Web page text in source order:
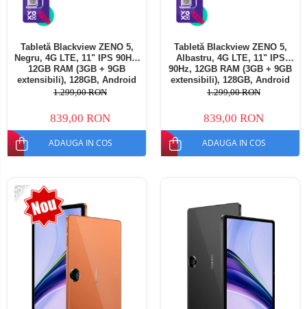
Tabletă Blackview ZENO 5,
Negru, 4G LTE, 11" IPS 90Hz,
12GB RAM (3GB + 9GB
extensibili), 128GB, Android
16, Unisoc T7250, 8300mAh,
SIM
1.299,00 RON
839,00 RON
ADAUGA IN COS
Tabletă Blackview ZENO 5,
Albastru, 4G LTE, 11" IPS
90Hz, 12GB RAM (3GB + 9GB
extensibili), 128GB, Android
16, Unisoc T7250, 8300mAh,
SIM
1.299,00 RON
839,00 RON
ADAUGA IN COS
-35%